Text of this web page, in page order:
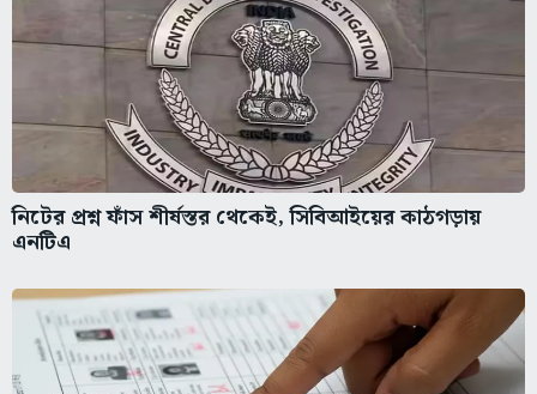
নিটের প্রশ্ন ফাঁস শীর্ষস্তর থেকেই, সিবিআইয়ের কাঠগড়ায়
এনটিএ